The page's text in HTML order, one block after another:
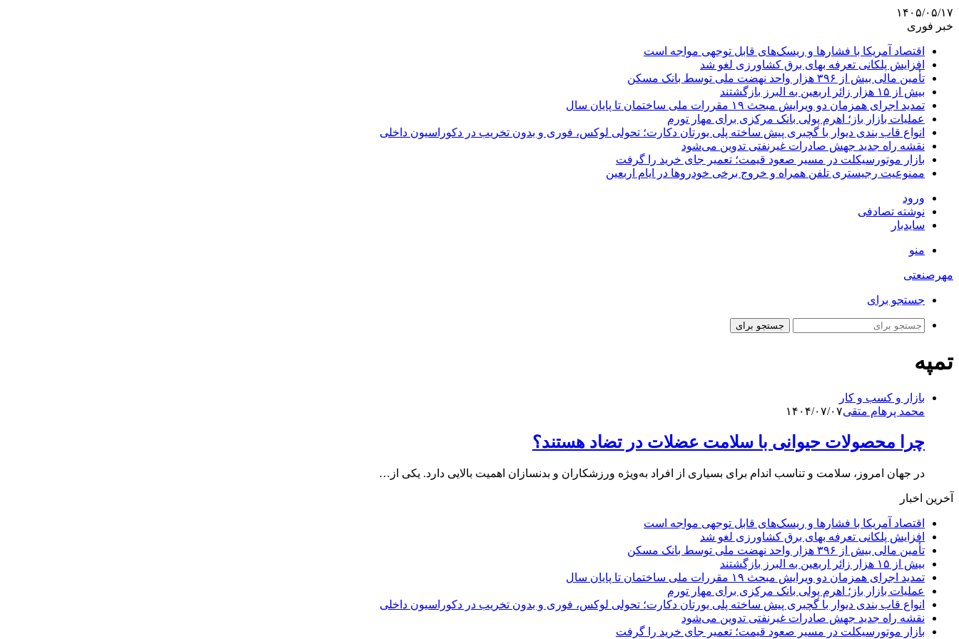
۱۴۰۵/۰۵/۱۷
خبر فوری
اقتصاد آمریکا با فشارها و ریسک‌های قابل توجهی مواجه است
افزایش پلکانی تعرفه بهای برق کشاورزی لغو شد
تأمین مالی بیش از ۳۹۶ هزار واحد نهضت ملی توسط بانک مسکن
بیش از ۱۵ هزار زائر اربعین به البرز بازگشتند
تمدید اجرای همزمان دو ویرایش مبحث ۱۹ مقررات ملی ساختمان تا پایان سال
عملیات بازار باز؛ اهرم پولی بانک مرکزی برای مهار تورم
انواع قاب بندی دیوار با گچبری پیش ساخته پلی یورتان دکارت؛ تحولی لوکس، فوری و بدون تخریب در دکوراسیون داخلی
نقشه راه جدید جهش صادرات غیرنفتی تدوین می‌شود
بازار موتورسیکلت در مسیر صعود قیمت؛ تعمیر جای خرید را گرفت
ممنوعیت رجیستری تلفن همراه و خروج برخی خودروها در ایام اربعین
ورود
نوشته تصادفی
سایدبار
منو
مهرصنعتی
جستجو برای
جستجو برای
تمپه
بازار و کسب و کار
محمد پرهام متقی۱۴۰۴/۰۷/۰۷
چرا محصولات حیوانی با سلامت عضلات در تضاد هستند؟
در جهان امروز، سلامت و تناسب اندام برای بسیاری از افراد به‌ویژه ورزشکاران و بدنسازان اهمیت بالایی دارد. یکی از…
آخرین اخبار
اقتصاد آمریکا با فشارها و ریسک‌های قابل توجهی مواجه است
افزایش پلکانی تعرفه بهای برق کشاورزی لغو شد
تأمین مالی بیش از ۳۹۶ هزار واحد نهضت ملی توسط بانک مسکن
بیش از ۱۵ هزار زائر اربعین به البرز بازگشتند
تمدید اجرای همزمان دو ویرایش مبحث ۱۹ مقررات ملی ساختمان تا پایان سال
عملیات بازار باز؛ اهرم پولی بانک مرکزی برای مهار تورم
انواع قاب بندی دیوار با گچبری پیش ساخته پلی یورتان دکارت؛ تحولی لوکس، فوری و بدون تخریب در دکوراسیون داخلی
نقشه راه جدید جهش صادرات غیرنفتی تدوین می‌شود
بازار موتورسیکلت در مسیر صعود قیمت؛ تعمیر جای خرید را گرفت